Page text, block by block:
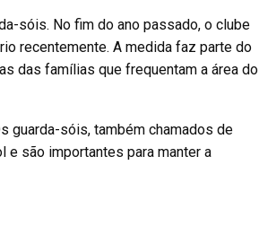
sóis. No fim do ano passado, o clube
recentemente. A medida faz parte do
das famílias que frequentam a área do
guarda-sóis, também chamados de
e são importantes para manter a